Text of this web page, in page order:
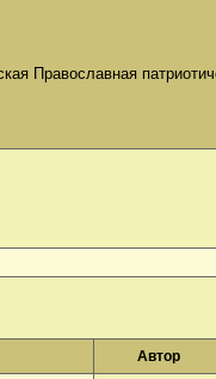
Православная
Автор